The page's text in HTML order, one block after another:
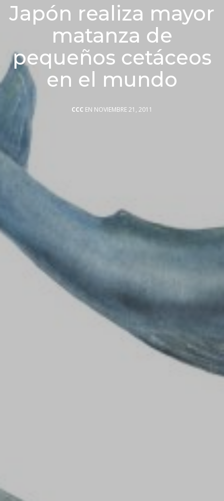
Japón realiza mayor
matanza de
pequeños cetáceos
en el mundo
CCC EN NOVIEMBRE 21, 2011